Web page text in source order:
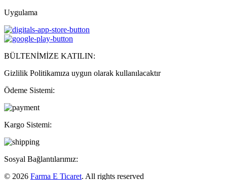
Uygulama
BÜLTENİMİZE KATILIN:
Gizlilik Politikamıza uygun olarak kullanılacaktır
Ödeme Sistemi:
Kargo Sistemi:
Sosyal Bağlantılarımız:
© 2026 Farma E Ticaret. All rights reserved